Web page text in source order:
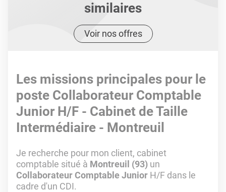
similaires
Voir nos offres
Les missions principales pour le
poste Collaborateur Comptable
Junior H/F - Cabinet de Taille
Intermédiaire - Montreuil
Je recherche pour mon client, cabinet
comptable situé à Montreuil (93) un
Collaborateur Comptable Junior H/F dans le
cadre d'un CDI.